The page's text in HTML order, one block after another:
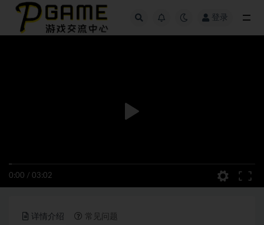
登录
0:00 / 03:02
详情介绍 常见问题
全部